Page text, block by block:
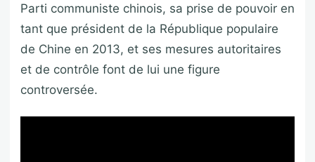
Parti communiste chinois, sa prise de pouvoir en
tant que président de la République populaire
de Chine en 2013, et ses mesures autoritaires
et de contrôle font de lui une figure
controversée.